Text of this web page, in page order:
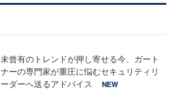
未曾有のトレンドが押し寄せる今、ガート
ナーの専門家が重圧に悩むセキュリティリ
ーダーへ送るアドバイス
NEW